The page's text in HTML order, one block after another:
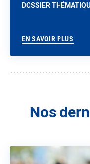
DOSSIER
EN SAVOIR PLUS
Nos